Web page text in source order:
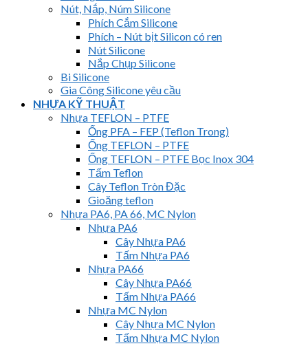
Nút, Nắp, Núm Silicone
Phích Cắm Silicone
Phích – Nút bịt Silicon có ren
Nút Silicone
Nắp Chụp Silicone
Bi Silicone
Gia Công Silicone yêu cầu
NHỰA KỸ THUẬT
Nhựa TEFLON – PTFE
Ống PFA – FEP (Teflon Trong)
Ống TEFLON – PTFE
Ống TEFLON – PTFE Bọc Inox 304
Tấm Teflon
Cây Teflon Tròn Đặc
Gioăng teflon
Nhựa PA6, PA 66, MC Nylon
Nhựa PA6
Cây Nhựa PA6
Tấm Nhựa PA6
Nhựa PA66
Cây Nhựa PA66
Tấm Nhựa PA66
Nhựa MC Nylon
Cây Nhựa MC Nylon
Tấm Nhựa MC Nylon